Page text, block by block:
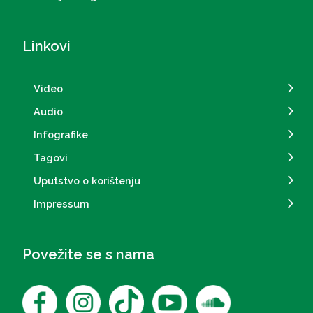
Linkovi
Video
Audio
Infografike
Tagovi
Uputstvo o korištenju
Impressum
Povežite se s nama